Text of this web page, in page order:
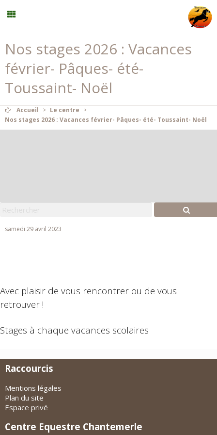
Randonnée
Menu
Nos stages 2026 : Vacances
février- Pâques- été-
Toussaint- Noël
Accueil > Le centre >
Nos stages 2026 : Vacances février- Pâques- été- Toussaint- Noël
samedi 29 avril 2023
Avec plaisir de vous rencontrer ou de vous
retrouver !
Stages à chaque vacances scolaires
Raccourcis
Mentions légales
Plan du site
Espace privé
Centre Equestre Chantemerle